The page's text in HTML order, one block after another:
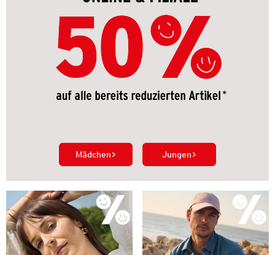
Mädchen Jungen